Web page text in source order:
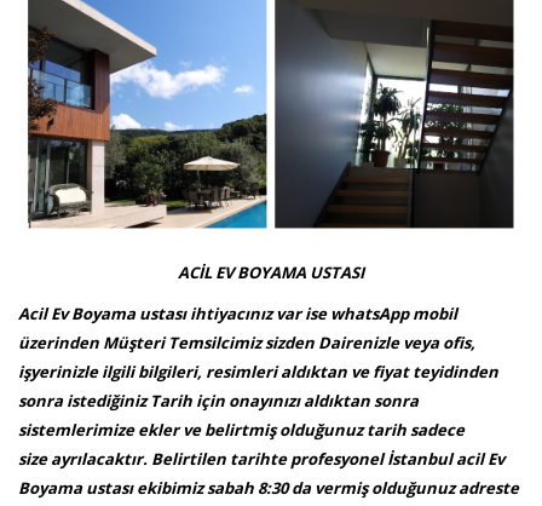
ACİL EV BOYAMA USTASI
Acil Ev Boyama ustası ihtiyacınız var ise whatsApp mobil
üzerinden Müşteri Temsilcimiz sizden Dairenizle veya ofis,
işyerinizle ilgili bilgileri, resimleri aldıktan ve fiyat teyidinden
sonra istediğiniz Tarih için onayınızı aldıktan sonra
sistemlerimize ekler ve belirtmiş olduğunuz tarih sadece
size ayrılacaktır. Belirtilen tarihte profesyonel İstanbul acil Ev
Boyama ustası ekibimiz sabah 8:30 da vermiş olduğunuz adreste